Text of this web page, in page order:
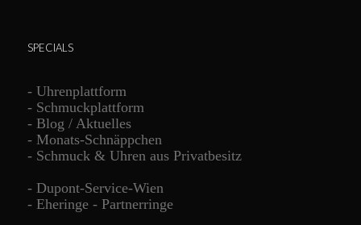
SPECIALS
- Uhrenplattform
- Schmuckplattform
- Blog / Aktuelles
- Monats-Schnäppchen
- Schmuck & Uhren aus Privatbesitz
- Dupont-Service-Wien
- Eheringe - Partnerringe